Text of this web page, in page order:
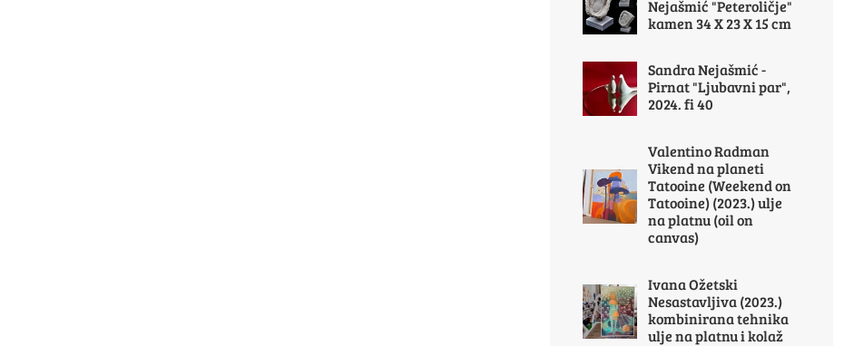
Nejašmić "Peteroličje"
kamen 34 X 23 X 15 cm
Sandra Nejašmić -
Pirnat "Ljubavni par",
2024. fi 40
Valentino Radman
Vikend na planeti
Tatooine (Weekend on
Tatooine) (2023.) ulje
na platnu (oil on
canvas)
Ivana Ožetski
Nesastavljiva (2023.)
kombinirana tehnika
ulje na platnu i kolaž